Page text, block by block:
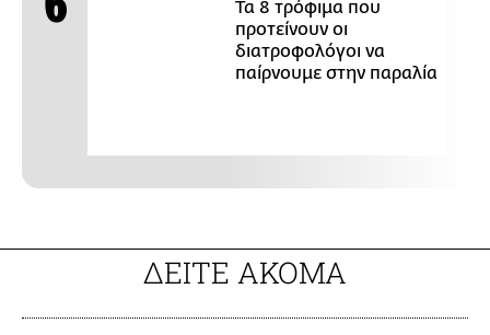
Τα 8 τρόφιμα που
προτείνουν οι
διατροφολόγοι να
παίρνουμε στην παραλία
ΔΕΙΤΕ ΑΚΟΜΑ